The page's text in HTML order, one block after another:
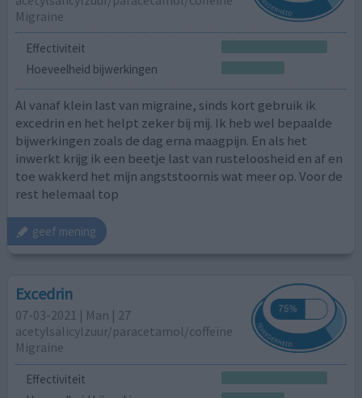
Migraine
Effectiviteit
Hoeveelheid bijwerkingen
Al vanaf klein last van migraine, sinds kort gebruik ik
excedrin en het helpt zeker bij mij. Ik heb wel bepaalde
bijwerkingen zoals de dag erna maagpijn. En als het
inwerkt krijg ik een beetje last van rusteloosheid en af en
toe wakkerd het mijn angststoornis wat meer op. Voor de
rest helemaal top
geef mening
Excedrin
07-03-2021 | Man | 27
acetylsalicylzuur/paracetamol/coffeïne
Migraine
Effectiviteit